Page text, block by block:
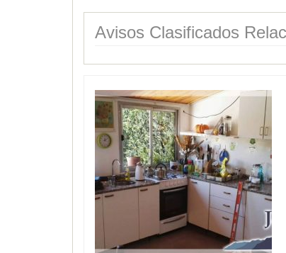
Avisos Clasificados